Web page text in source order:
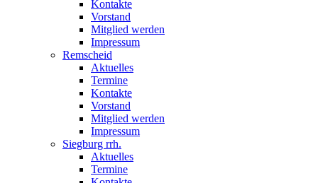
Kontakte
Vorstand
Mitglied werden
Impressum
Remscheid
Aktuelles
Termine
Kontakte
Vorstand
Mitglied werden
Impressum
Siegburg rrh.
Aktuelles
Termine